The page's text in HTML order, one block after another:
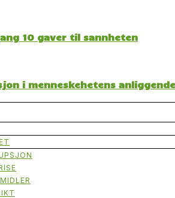
10 gaver til sannheten
i menneskehetens anliggende